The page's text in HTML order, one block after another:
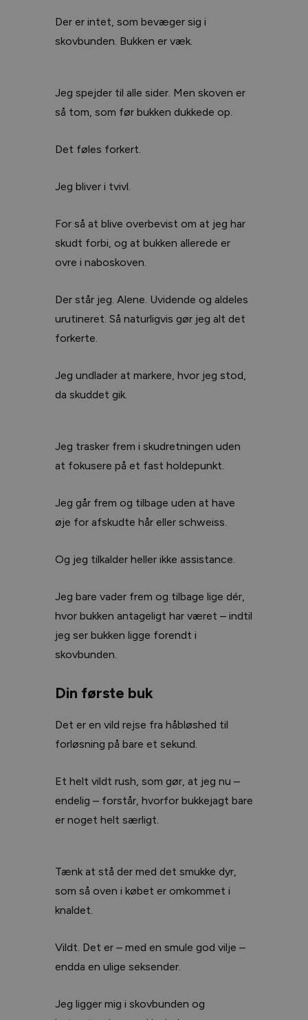
Der er intet, som bevæger sig i
skovbunden. Bukken er væk.
Jeg spejder til alle sider. Men skoven er
så tom, som før bukken dukkede op.
Det føles forkert.
Jeg bliver i tvivl.
For så at blive overbevist om at jeg har
skudt forbi, og at bukken allerede er
ovre i naboskoven.
Der står jeg. Alene. Uvidende og aldeles
urutineret. Så naturligvis gør jeg alt det
forkerte.
Jeg undlader at markere, hvor jeg stod,
da skuddet gik.
Jeg trasker frem i skudretningen uden
at fokusere på et fast holdepunkt.
Jeg går frem og tilbage uden at have
øje for afskudte hår eller schweiss.
Og jeg tilkalder heller ikke assistance.
Jeg bare vader frem og tilbage lige dér,
hvor bukken antageligt har været – indtil
jeg ser bukken ligge forendt i
skovbunden.
Din første buk
Det er en vild rejse fra håbløshed til
forløsning på bare et sekund.
Et helt vildt rush, som gør, at jeg nu –
endelig – forstår, hvorfor bukkejagt bare
er noget helt særligt.
Tænk at stå der med det smukke dyr,
som så oven i købet er omkommet i
knaldet.
Vildt. Det er – med en smule god vilje –
endda en ulige seksender.
Jeg ligger mig i skovbunden og